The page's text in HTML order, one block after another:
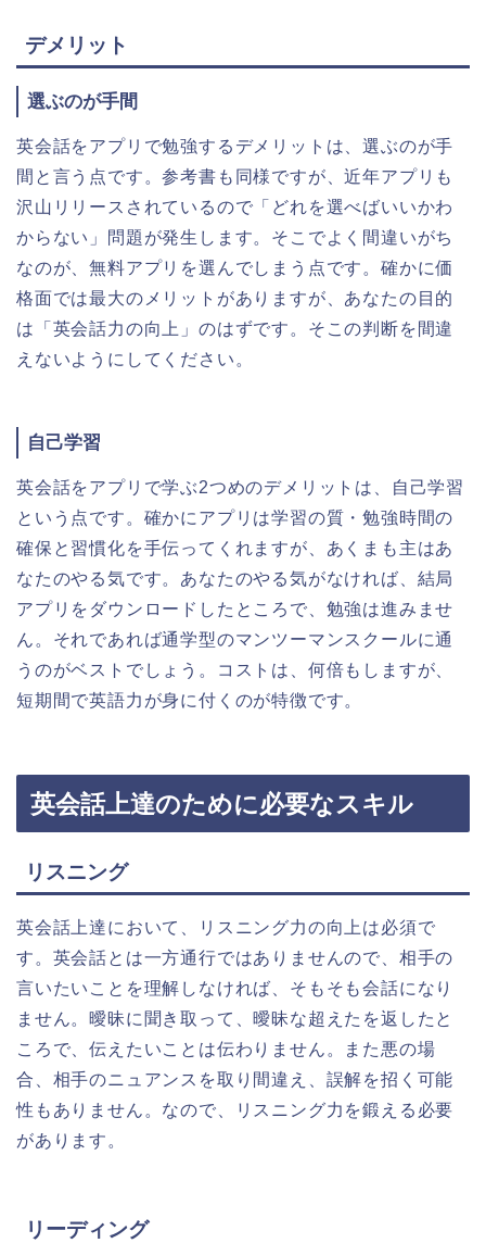
デメリット
選ぶのが手間
英会話をアプリで勉強するデメリットは、選ぶのが手
間と言う点です。参考書も同様ですが、近年アプリも
沢山リリースされているので「どれを選べばいいかわ
からない」問題が発生します。そこでよく間違いがち
なのが、無料アプリを選んでしまう点です。確かに価
格面では最大のメリットがありますが、あなたの目的
は「英会話力の向上」のはずです。そこの判断を間違
えないようにしてください。
自己学習
英会話をアプリで学ぶ2つめのデメリットは、自己学習
という点です。確かにアプリは学習の質・勉強時間の
確保と習慣化を手伝ってくれますが、あくまも主はあ
なたのやる気です。あなたのやる気がなければ、結局
アプリをダウンロードしたところで、勉強は進みませ
ん。それであれば通学型のマンツーマンスクールに通
うのがベストでしょう。コストは、何倍もしますが、
短期間で英語力が身に付くのが特徴です。
英会話上達のために必要なスキル
リスニング
英会話上達において、リスニング力の向上は必須で
す。英会話とは一方通行ではありませんので、相手の
言いたいことを理解しなければ、そもそも会話になり
ません。曖昧に聞き取って、曖昧な超えたを返したと
ころで、伝えたいことは伝わりません。また悪の場
合、相手のニュアンスを取り間違え、誤解を招く可能
性もありません。なので、リスニング力を鍛える必要
があります。
リーディング